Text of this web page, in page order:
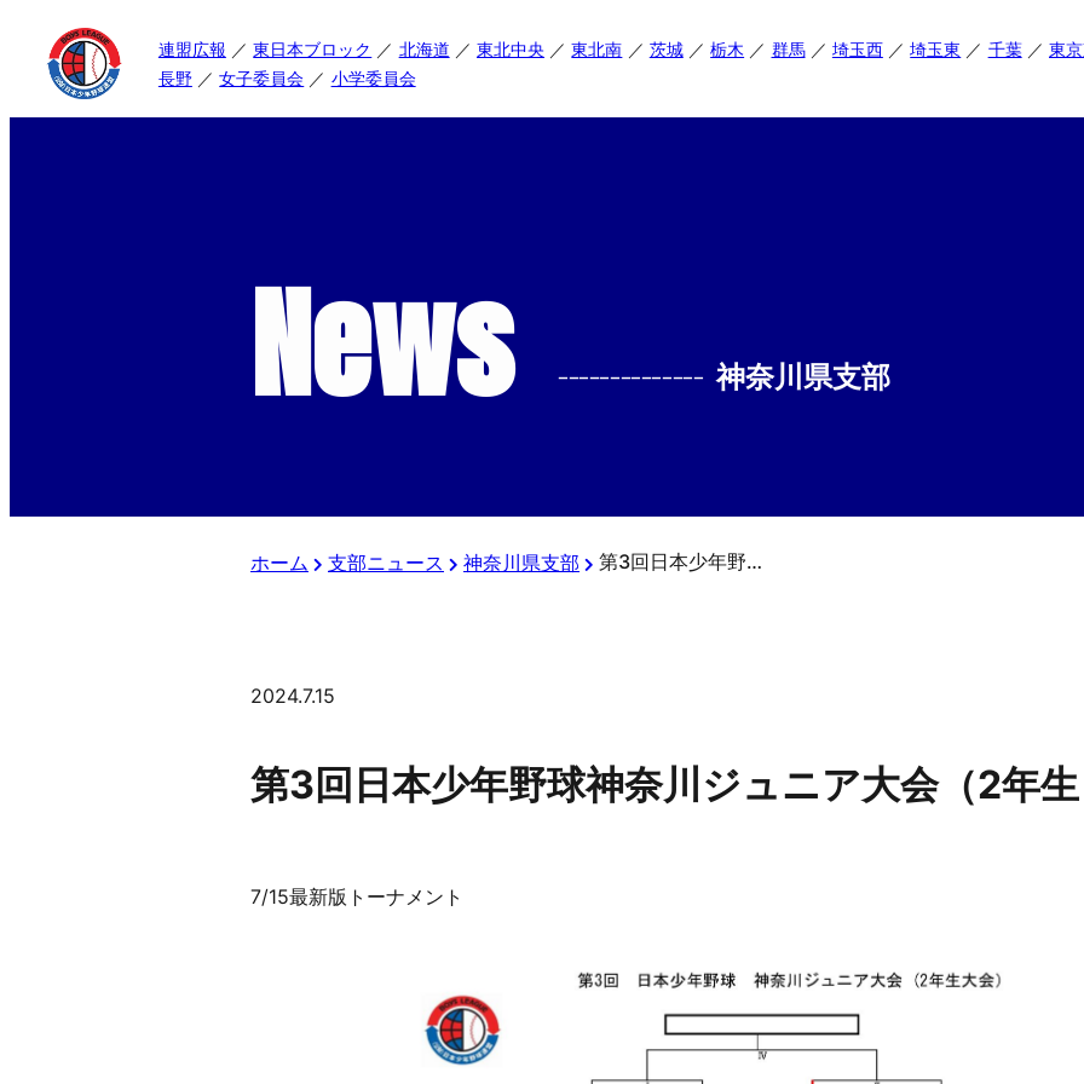
連盟広報 東日本ブロック 北海道 東北中央 東北南 茨城 栃木 群馬 埼玉西 埼玉東 千葉
東
長野
女子委員会 小学委員会
News -------------- 神奈川県支部
ホーム 支部ニュース 神奈川県支部 第3回日本少年野球神奈川ジュニア大会（2年生）
2024.7.15
第3回日本少年野球神奈川ジュニア大会（2年
7/15最新版トーナメント